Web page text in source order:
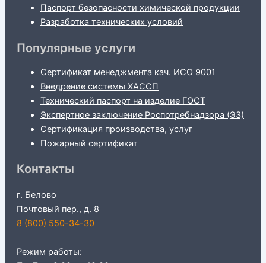
Паспорт безопасности химической продукции
Разработка технических условий
Популярные услуги
Сертификат менеджмента кач. ИСО 9001
Внедрение системы ХАССП
Технический паспорт на изделие ГОСТ
Экспертное заключение Роспотребнадзора (ЭЗ)
Сертификация производства, услуг
Пожарный сертификат
Контакты
г. Белово
Почтовый пер., д. 8
8 (800) 550-34-30
Режим работы: